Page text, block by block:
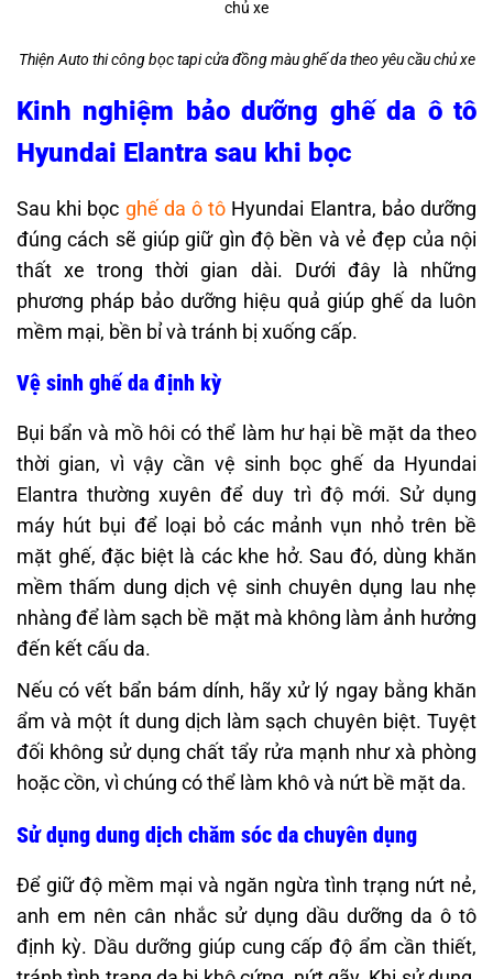
Thiện Auto thi công bọc tapi cửa đồng màu ghế da theo yêu cầu chủ xe
Kinh nghiệm bảo dưỡng ghế da ô tô
Hyundai Elantra sau khi bọc
Sau khi bọc ghế da ô tô Hyundai Elantra, bảo dưỡng
đúng cách sẽ giúp giữ gìn độ bền và vẻ đẹp của nội
thất xe trong thời gian dài. Dưới đây là những
phương pháp bảo dưỡng hiệu quả giúp ghế da luôn
mềm mại, bền bỉ và tránh bị xuống cấp.
Vệ sinh ghế da định kỳ
Bụi bẩn và mồ hôi có thể làm hư hại bề mặt da theo
thời gian, vì vậy cần vệ sinh bọc ghế da Hyundai
Elantra thường xuyên để duy trì độ mới. Sử dụng
máy hút bụi để loại bỏ các mảnh vụn nhỏ trên bề
mặt ghế, đặc biệt là các khe hở. Sau đó, dùng khăn
mềm thấm dung dịch vệ sinh chuyên dụng lau nhẹ
nhàng để làm sạch bề mặt mà không làm ảnh hưởng
đến kết cấu da.
Nếu có vết bẩn bám dính, hãy xử lý ngay bằng khăn
ẩm và một ít dung dịch làm sạch chuyên biệt. Tuyệt
đối không sử dụng chất tẩy rửa mạnh như xà phòng
hoặc cồn, vì chúng có thể làm khô và nứt bề mặt da.
Sử dụng dung dịch chăm sóc da chuyên dụng
Để giữ độ mềm mại và ngăn ngừa tình trạng nứt nẻ,
anh em nên cân nhắc sử dụng dầu dưỡng da ô tô
định kỳ. Dầu dưỡng giúp cung cấp độ ẩm cần thiết,